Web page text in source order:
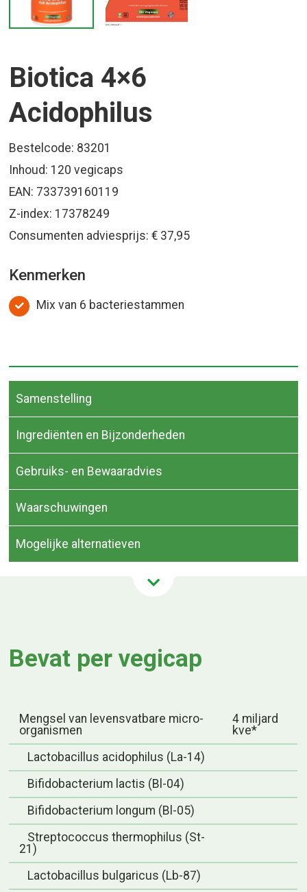
Biotica 4×6
Acidophilus
Bestelcode: 83201
Inhoud: 120 vegicaps
EAN: 733739160119
Z-index: 17378249
Consumenten adviesprijs: € 37,95
Kenmerken
Mix van 6 bacteriestammen
Samenstelling
Ingrediënten en Bijzonderheden
Gebruiks- en Bewaaradvies
Waarschuwingen
Mogelijke alternatieven
Bevat per vegicap
Mengsel van levensvatbare micro-
organismen
4 miljard
kve*
Lactobacillus acidophilus (La-14)
Bifidobacterium lactis (Bl-04)
Bifidobacterium longum (Bl-05)
Streptococcus thermophilus (St-
21)
Lactobacillus bulgaricus (Lb-87)